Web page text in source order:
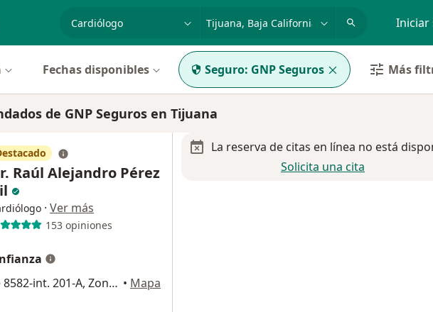
especialidad, enfermedad o nombre Iniciar
Fechas disponibles Seguro: GNP Seguros Más
de GNP Seguros en Tijuana
Raúl Alejandro Pérez
· Ver más
153 opiniones
Blvd. Agua Caliente 8582-int. 201-A, Zona Centro, Tijuana • Mapa
La reserva de citas en línea no está
Solicita una cita